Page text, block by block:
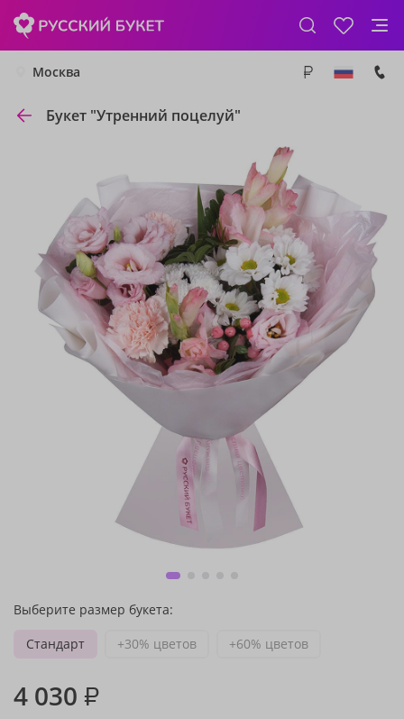
Москва
Букет "Утренний поцелуй"
Выберите размер букета:
Стандарт
+30% цветов +60% цветов
4 030 ₽